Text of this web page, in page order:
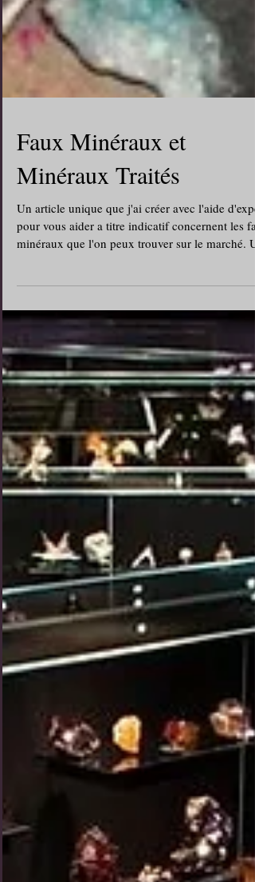
Faux Minéraux et
Minéraux Traités
minéraux que l'on peux trouver sur le marché.
article qui a fait le tour du monde !
http://rockmineralvalley.over-blog.com/faux-
mineraux.html Dans cette page nous allons tenter
de vous montrer les faux minéraux que l’on vous
propose sur le marché. Ceci dit il ne faudra pas
être paranoïaque a chaque minéral acheté ou
chaque fois que vous allez dans un magasin. J